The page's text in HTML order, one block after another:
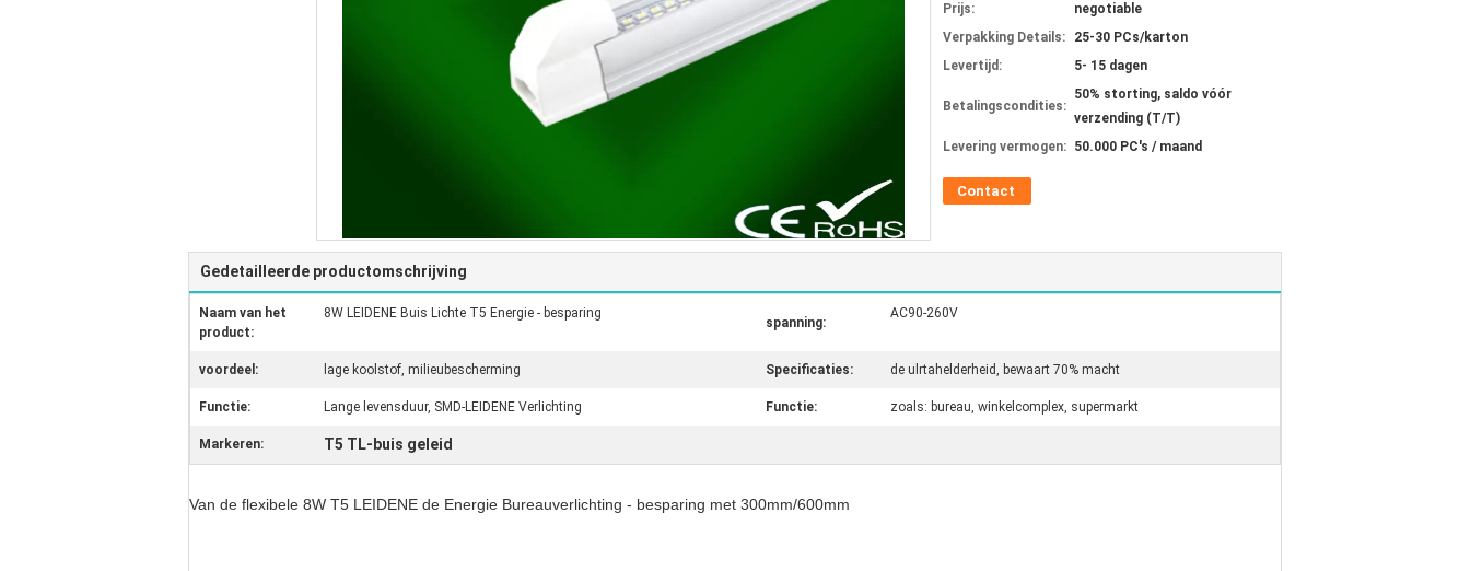
Prijs:
negotiable
Verpakking Details:
25-30 PCs/karton
Levertijd:
5- 15 dagen
Betalingscondities:
50% storting, saldo vóór
verzending (T/T)
Levering vermogen: 50.000 PC's / maand
Contact
Gedetailleerde productomschrijving
Naam van het
product:
8W LEIDENE Buis Lichte T5 Energie - besparing
spanning:
AC90-260V
voordeel: lage koolstof, milieubescherming Specificaties: de ulrtahelderheid, bewaart 70% macht
Functie: Lange levensduur, SMD-LEIDENE Verlichting Functie: zoals: bureau, winkelcomplex, supermarkt
Markeren: T5 TL-buis geleid
Van de flexibele 8W T5 LEIDENE de Energie Bureauverlichting - besparing met 300mm/600mm